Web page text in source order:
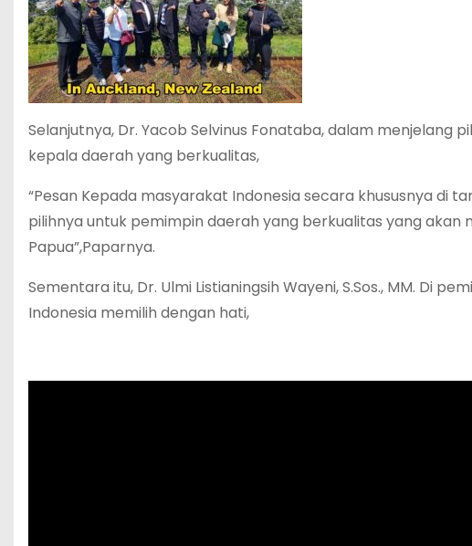
Selanjutnya, Dr. Yacob Selvinus Fonataba, dalam
kepala daerah yang berkualitas,
“Pesan Kepada masyarakat Indonesia secara khususnya di
pilihnya untuk pemimpin daerah yang berkualitas yang
Papua”,Paparnya.
Sementara itu, Dr. Ulmi Listianingsih Wayeni, S.Sos., MM. Di
Indonesia memilih dengan hati,